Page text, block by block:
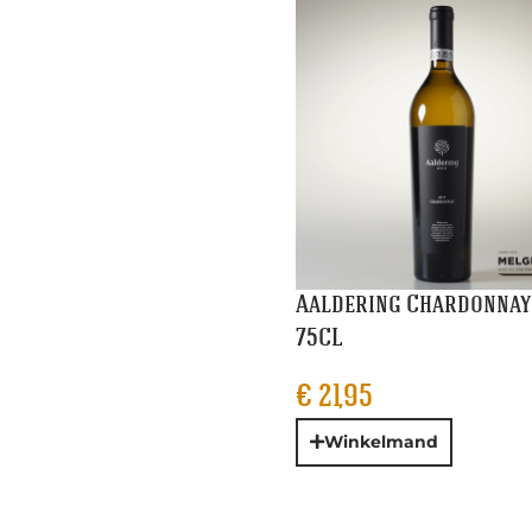
Aaldering Chardonnay
75CL
€ 21,95
Winkelmand